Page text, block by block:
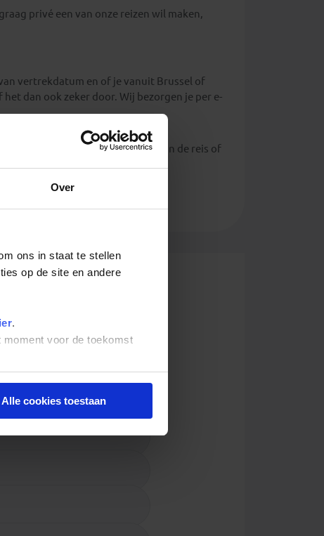
Over
ons in staat te stellen
op de site en andere
.
moment voor de toekomst
Alle cookies toestaan
privé een van onze reizen wil maken,
vertrekdatum en of je vanuit Brussel of
dan ook zeker door. Wij bezorgen je per e-
aan het begin en/of het einde van de reis of